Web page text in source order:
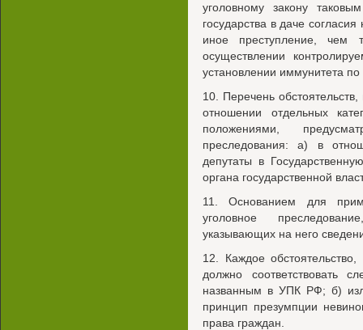
уголовному закону
государства в даче
иное преступление,
осуществлении
установлении иммунитета
10. Перечень
отношении отдельных
положениями,
преследования: а) в
депутаты в
органа государственной
11. Основанием для
уголовное
указывающих на него
12. Каждое
должно соответствовать
названным в УПК РФ; б)
принцип презумпции
права граждан.